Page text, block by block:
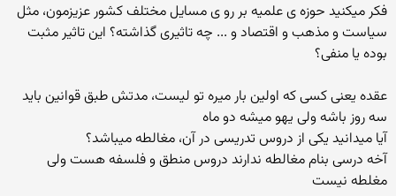
فكر میكنید حوزه ی علمیه بر رو ی مسایل مختلف كشور عزیزمون، مثل
سیاست و مذهب و اقتصاد و ... چه تاثیری گذاشته؟ این تاثیر مثبت
بوده یا منفی؟
عقده یعنی کسی که اولین بار میره تو لیست، مدتش طبق قوانین باید
سه روز باشه ولی یهو میشه دو ماه
آیا میدانید یكی از دروس تدریسی در آن، مغالطه میباشد؟
آخه درسی بنام مغالطه ندارند دروس منطق و فلسفه هست ولی
مغلطه نیست